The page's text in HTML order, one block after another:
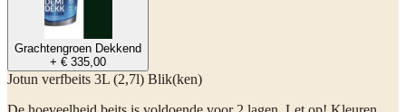
Grachtengroen Dekkend
+ € 335,00
Jotun verfbeits 3L (2,7l) Blik(ken)